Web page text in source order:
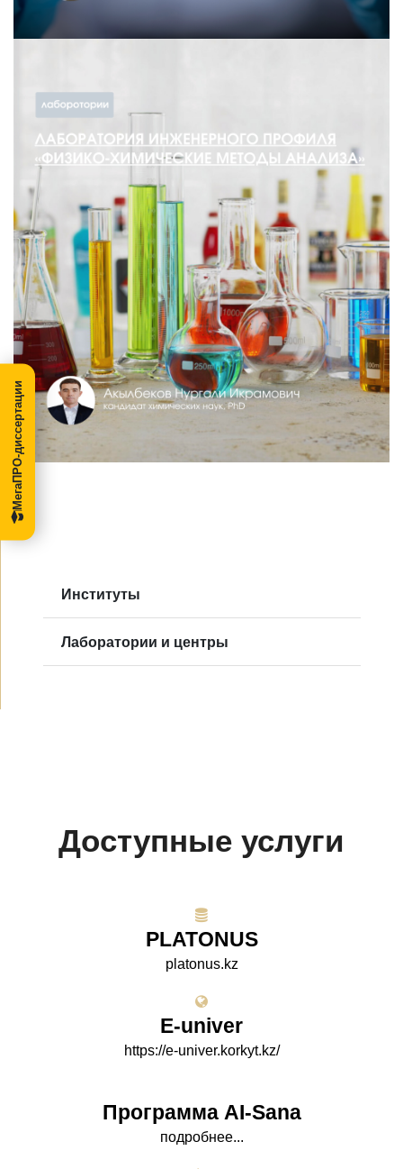
Институты
Лаборатории и центры
Доступные услуги
PLATONUS
platonus.kz
E-univer
https://e-univer.korkyt.kz/
Программа AI-Sana
подробнее...
МегаПРО-диссертации